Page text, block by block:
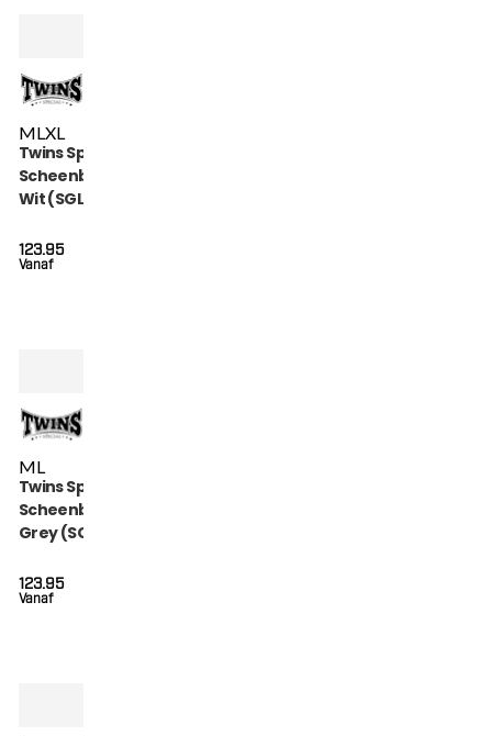
ML XL
Twins Special
Scheenbeschermers
Wit (SGL 7 WHITE)
Vanaf
123.95
ML
Twins Special
Scheenbeschermers
Grey (SGL 7 GREY)
Vanaf
123.95